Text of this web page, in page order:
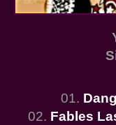
01.
02. Fables